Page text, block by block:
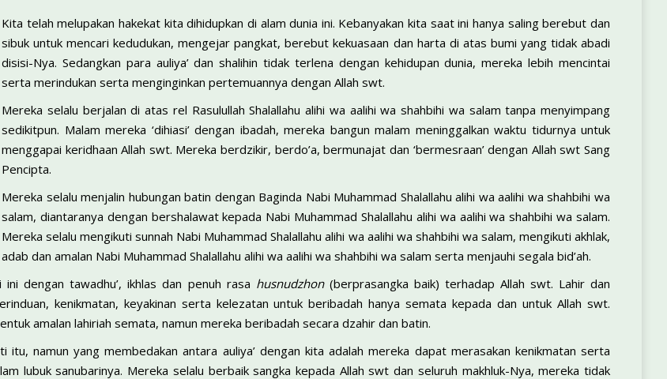
Kita telah melupakan hakekat kita dihidupkan di alam dunia ini. Kebanyakan kita saat ini hanya saling berebut dan
sibuk untuk mencari kedudukan, mengejar pangkat, berebut kekuasaan dan harta di atas bumi yang tidak abadi
disisi-Nya. Sedangkan para auliya’ dan shalihin tidak terlena dengan kehidupan dunia, mereka lebih mencintai
serta merindukan serta menginginkan pertemuannya dengan Allah swt.
Mereka selalu berjalan di atas rel Rasulullah Shalallahu alihi wa aalihi wa shahbihi wa salam tanpa menyimpang
sedikitpun. Malam mereka ‘dihiasi’ dengan ibadah, mereka bangun malam meninggalkan waktu tidurnya untuk
menggapai keridhaan Allah swt. Mereka berdzikir, berdo’a, bermunajat dan ‘bermesraan’ dengan Allah swt Sang
Pencipta.
Mereka selalu menjalin hubungan batin dengan Baginda Nabi Muhammad Shalallahu alihi wa aalihi wa shahbihi wa
salam, diantaranya dengan bershalawat kepada Nabi Muhammad Shalallahu alihi wa aalihi wa shahbihi wa salam.
Mereka selalu mengikuti sunnah Nabi Muhammad Shalallahu alihi wa aalihi wa shahbihi wa salam, mengikuti akhlak,
adab dan amalan Nabi Muhammad Shalallahu alihi wa aalihi wa shahbihi wa salam serta menjauhi segala bid’ah.
dengan tawadhu’, ikhlas dan penuh rasa husnudzhon (berprasangka baik) terhadap Allah swt. Lahir dan
kenikmatan, keyakinan serta kelezatan untuk beribadah hanya semata kepada dan untuk Allah swt.
amalan lahiriah semata, namun mereka beribadah secara dzahir dan batin.
itu, namun yang membedakan antara auliya’ dengan kita adalah mereka dapat merasakan kenikmatan serta
lubuk sanubarinya. Mereka selalu berbaik sangka kepada Allah swt dan seluruh makhluk-Nya, mereka tidak